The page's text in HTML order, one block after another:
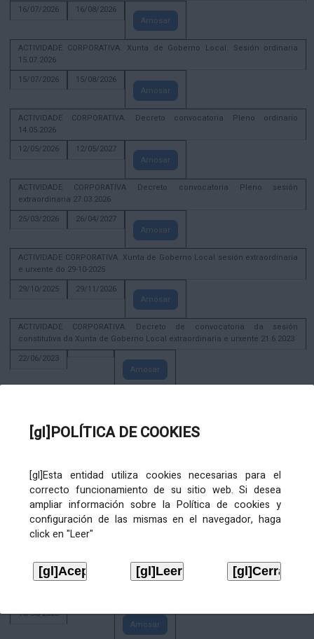
[gl]POLÍTICA DE COOKIES
[gl]Esta entidad utiliza cookies necesarias para el
correcto funcionamiento de su sitio web. Si desea
ampliar información sobre la Política de cookies y
configuración de las mismas en el navegador, haga
click en "Leer"
16/07/2026
16/08/2026
Amosar
ACTIVIDADE CORPORATIVA. Xunta de Goberno Local. Sesión ordinaria
15.07.2026
15/07/2026
15/08/2026
Amosar
ACTIVIDADE CORPORATIVA. Decreto convocatoria Pleno ordinario
14.05.2026
12/05/2026
12/05/2027
Amosar
ACTIVIDADE CORPORATIVA Decreto convocatoria Pleno sesión
extraordinaria 27.03.2026
25/03/2026
26/04/2027
Amosar
ACTIVIDADE CORPORATIVA. Xunta de Goberno Local sesión extraordinaria
e urxente do 29-10-2025
29/10/2025
29/11/2026
Amosar
ACTIVIDADE CORPORATIVA. Decreto de convocatoria da sesión
constitutiva da Xunta de Goberno Local extraordinaria e urxente 21.6.2023
22/06/2023
Amosar
Amosar
28/12/2020
Amosar
ACTIVIDADE CORPORATIVA. Extracto do Pleno ordinario de data 2.7.2020
ACTIVIDADE CORPORATIVA. Extracto da Xunta de Goberno Local de 17 de
18/06/2020
Amosar